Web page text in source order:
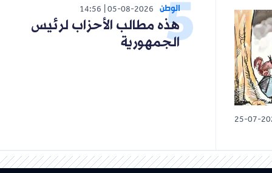
25-07-
الوطن 05-08-2026
14:56
هذه مطالب الأحزاب لرئيس
الجمهورية